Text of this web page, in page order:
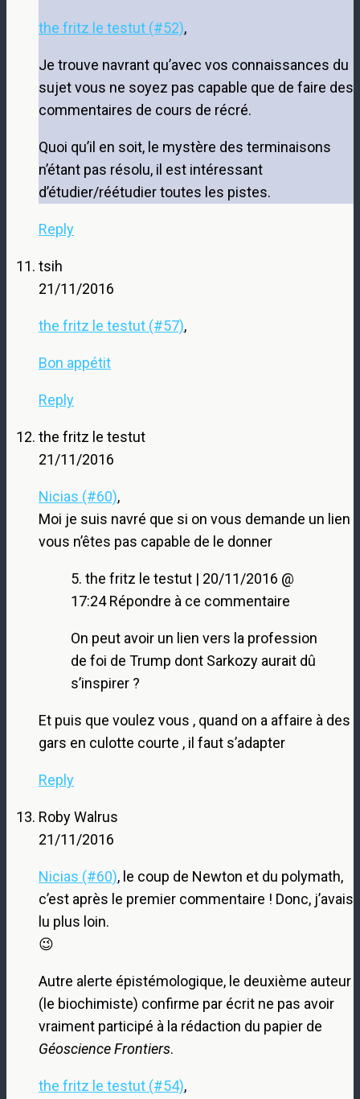
the fritz le testut (#52),
Je trouve navrant qu’avec vos connaissances du
sujet vous ne soyez pas capable que de faire des
commentaires de cours de récré.
Quoi qu’il en soit, le mystère des terminaisons
n’étant pas résolu, il est intéressant
d’étudier/réétudier toutes les pistes.
Reply
tsih
21/11/2016
the fritz le testut (#57),
Bon appétit
Reply
the fritz le testut
21/11/2016
Nicias (#60),
Moi je suis navré que si on vous demande un lien
vous n’êtes pas capable de le donner
5. the fritz le testut | 20/11/2016 @
17:24 Répondre à ce commentaire
On peut avoir un lien vers la profession
de foi de Trump dont Sarkozy aurait dû
s’inspirer ?
Et puis que voulez vous , quand on a affaire à des
gars en culotte courte , il faut s’adapter
Reply
Roby Walrus
21/11/2016
Nicias (#60), le coup de Newton et du polymath,
c’est après le premier commentaire ! Donc, j’avais
lu plus loin.
😉
Autre alerte épistémologique, le deuxième auteur
(le biochimiste) confirme par écrit ne pas avoir
vraiment participé à la rédaction du papier de
Géoscience Frontiers.
the fritz le testut (#54),